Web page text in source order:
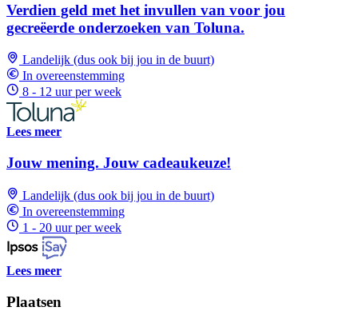
Verdien geld met het invullen van voor jou
gecreëerde onderzoeken van Toluna.
Landelijk (dus ook bij jou in de buurt)
In overeenstemming
8 - 12 uur per week
Lees meer
Jouw mening. Jouw cadeaukeuze!
Landelijk (dus ook bij jou in de buurt)
In overeenstemming
1 - 20 uur per week
Lees meer
Plaatsen